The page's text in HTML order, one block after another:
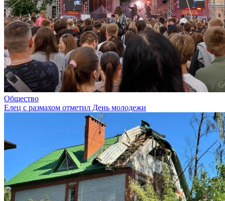
Общество
Елец с размахом отметил День молодежи